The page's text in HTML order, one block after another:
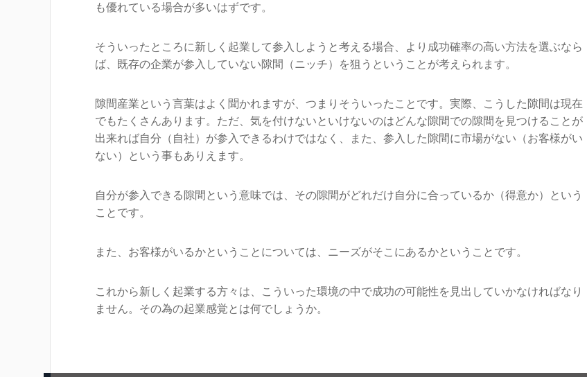
も優れている場合が多いはずです。
そういったところに新しく起業して参入しようと考える場合、より成功確率の高い方法を選ぶなら
ば、既存の企業が参入していない隙間（ニッチ）を狙うということが考えられます。
隙間産業という言葉はよく聞かれますが、つまりそういったことです。実際、こうした隙間は現在
でもたくさんあります。ただ、気を付けないといけないのはどんな隙間での隙間を見つけることが
出来れば自分（自社）が参入できるわけではなく、また、参入した隙間に市場がない（お客様がい
ない）という事もありえます。
自分が参入できる隙間という意味では、その隙間がどれだけ自分に合っているか（得意か）という
ことです。
また、お客様がいるかということについては、ニーズがそこにあるかということです。
これから新しく起業する方々は、こういった環境の中で成功の可能性を見出していかなければなり
ません。その為の起業感覚とは何でしょうか。